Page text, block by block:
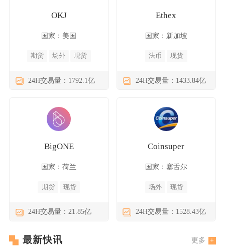
OKJ
国家：美国
期货 场外 现货
24H交易量：1792.1亿
Ethex
国家：新加坡
法币 现货
24H交易量：1433.84亿
BigONE
国家：荷兰
期货 现货
24H交易量：21.85亿
Coinsuper
国家：塞舌尔
场外 现货
24H交易量：1528.43亿
最新快讯 更多